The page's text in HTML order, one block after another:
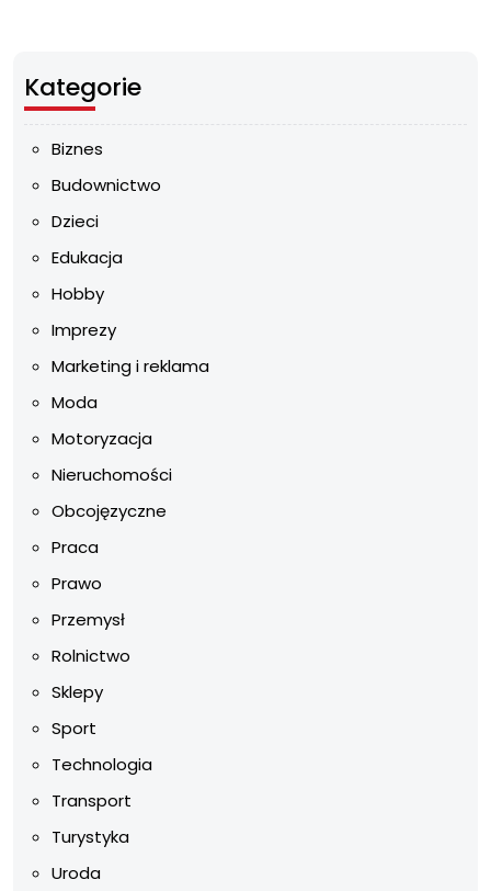
Kategorie
Biznes
Budownictwo
Dzieci
Edukacja
Hobby
Imprezy
Marketing i reklama
Moda
Motoryzacja
Nieruchomości
Obcojęzyczne
Praca
Prawo
Przemysł
Rolnictwo
Sklepy
Sport
Technologia
Transport
Turystyka
Uroda